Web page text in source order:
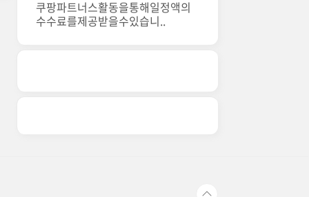
쿠팡파트너스활동을통해일정액의
수수료를제공받을수있습니..